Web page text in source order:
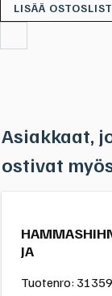
Asiakkaat,
ostivat
JA
Tuotenro: